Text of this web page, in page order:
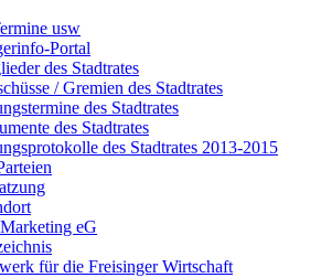
usw
Portal
des Stadtrates
/ Gremien des Stadtrates
des Stadtrates
des Stadtrates
des Stadtrates 2013-2015
eG
für die Freisinger Wirtschaft